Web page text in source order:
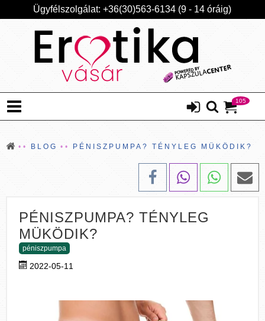
Ügyfélszolgálat: +36(30)563-6134 (9 - 14 óráig)
105
BLOG PÉNISZPUMPA? TÉNYLEG MÜKÖDIK?
PÉNISZPUMPA? TÉNYLEG
MÜKÖDIK?
péniszpumpa
2022-05-11